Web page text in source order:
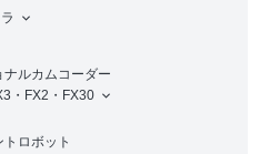
ナルカムコーダー
・FX2・FX30
ロボット